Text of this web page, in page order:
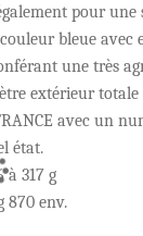
pour une
bleue
une très
extérieur totale
avec un
état.
à 317 g
870 env.